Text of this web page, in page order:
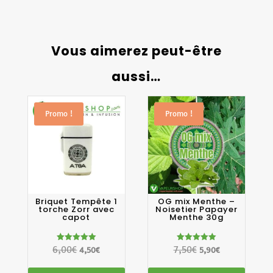
Vous aimerez peut-être
aussi…
Promo !
Briquet Tempête 1
torche Zorr avec
capot
Note
5.00
6,00€ Le
4,50€Le
Promo !
OG mix Menthe –
Noisetier Papayer
Menthe 30g
Note
5.00
7,50€ Le
5,90€Le